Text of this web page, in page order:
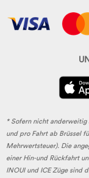
* Sofern nicht anderweitig
und pro Fahrt ab Brüssel
Mehrwertsteuer). Die
einer Hin-und Rückfahrt
INOUI und ICE Züge sind